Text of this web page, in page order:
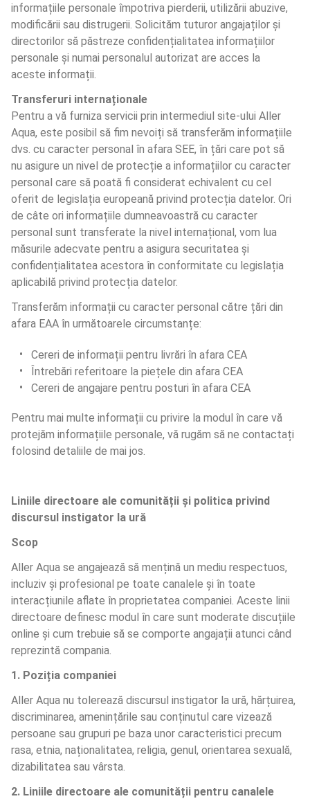
informațiile personale împotriva pierderii, utilizării abuzive,
modificării sau distrugerii. Solicităm tuturor angajaților și
directorilor să păstreze confidențialitatea informațiilor
personale și numai personalul autorizat are acces la
aceste informații.
Transferuri internaționale
Pentru a vă furniza servicii prin intermediul site-ului Aller
Aqua, este posibil să fim nevoiți să transferăm informațiile
dvs. cu caracter personal în afara SEE, în țări care pot să
nu asigure un nivel de protecție a informațiilor cu caracter
personal care să poată fi considerat echivalent cu cel
oferit de legislația europeană privind protecția datelor. Ori
de câte ori informațiile dumneavoastră cu caracter
personal sunt transferate la nivel internațional, vom lua
măsurile adecvate pentru a asigura securitatea și
confidențialitatea acestora în conformitate cu legislația
aplicabilă privind protecția datelor.
Transferăm informații cu caracter personal către țări din
afara EAA în următoarele circumstanțe:
Cereri de informații pentru livrări în afara CEA
Întrebări referitoare la piețele din afara CEA
Cereri de angajare pentru posturi în afara CEA
Pentru mai multe informații cu privire la modul în care vă
protejăm informațiile personale, vă rugăm să ne contactați
folosind detaliile de mai jos.
Liniile directoare ale comunității și politica privind
discursul instigator la ură
Scop
Aller Aqua se angajează să mențină un mediu respectuos,
incluziv și profesional pe toate canalele și în toate
interacțiunile aflate în proprietatea companiei. Aceste linii
directoare definesc modul în care sunt moderate discuțiile
online și cum trebuie să se comporte angajații atunci când
reprezintă compania.
1. Poziția companiei
Aller Aqua nu tolerează discursul instigator la ură, hărțuirea,
discriminarea, amenințările sau conținutul care vizează
persoane sau grupuri pe baza unor caracteristici precum
rasa, etnia, naționalitatea, religia, genul, orientarea sexuală,
dizabilitatea sau vârsta.
2. Liniile directoare ale comunității pentru canalele